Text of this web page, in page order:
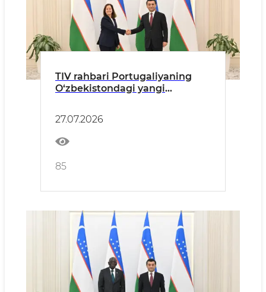
TIV rahbari Portugaliyaning
O‘zbekistondagi yangi
27.07.2026
85